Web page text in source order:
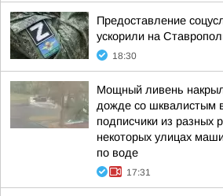
Предоставление
ускорили на
18:30
Мощный ливень
дожде со шквалистым
подписчики из разных
некоторых улицах
по воде
17:31